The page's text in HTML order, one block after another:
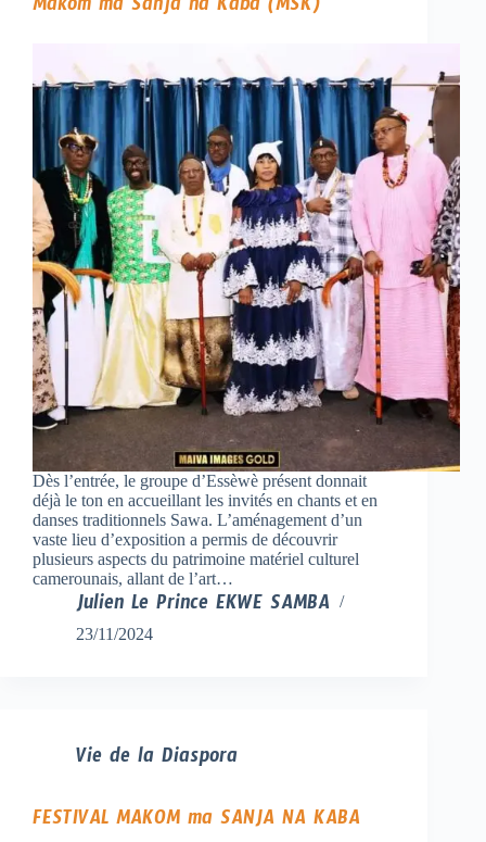
Makom ma Sanja na Kaba (MSK)
Dès l’entrée, le groupe d’Essèwè présent donnait
déjà le ton en accueillant les invités en chants et en
danses traditionnels Sawa. L’aménagement d’un
vaste lieu d’exposition a permis de découvrir
plusieurs aspects du patrimoine matériel culturel
camerounais, allant de l’art…
Julien Le Prince EKWE SAMBA
23/11/2024
Vie de la Diaspora
FESTIVAL MAKOM ma SANJA NA KABA